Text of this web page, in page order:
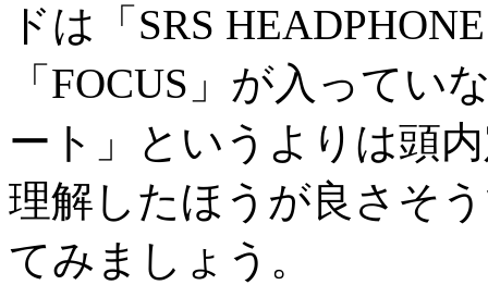
ドは「SRS
「FOCUS」が入ってい
ート」というよりは頭
理解したほうが良さそ
てみましょう。